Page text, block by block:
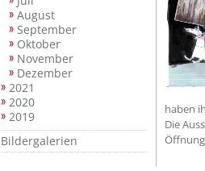
August
September
Oktober
November
Dezember
2021
2020
2019
Bildergalerien
haben
Die